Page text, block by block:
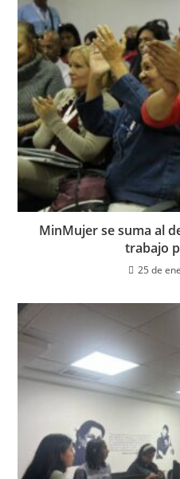
MinMujer se suma al
trabajo
25 de